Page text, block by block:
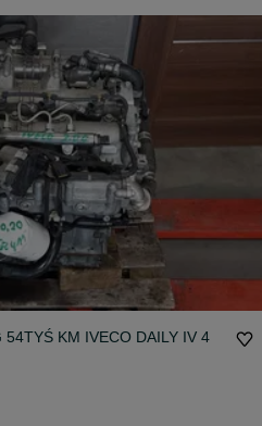
KM IVECO DAILY IV 4